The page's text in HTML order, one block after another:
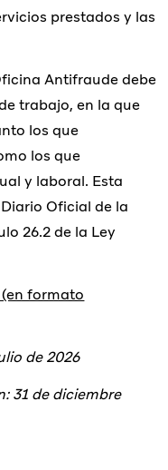
prestados y las
Antifraude debe
trabajo, en la que
los que
los que
y laboral. Esta
Oficial de la
26.2 de la Ley
formato
de 2026
31 de diciembre